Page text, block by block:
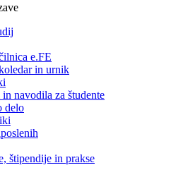
e.FE
in urnik
navodila za študente
delo
štipendije in prakse